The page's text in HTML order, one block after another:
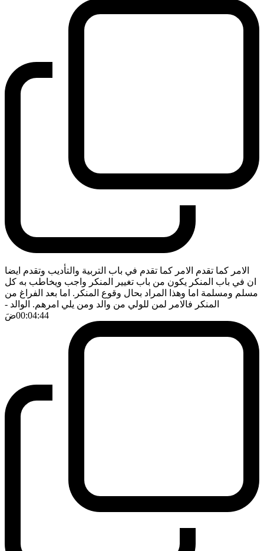
الامر كما تقدم الامر كما تقدم في باب التربية والتأديب وتقدم ايضا
ان في باب المنكر يكون من باب تغيير المنكر واجب ويخاطب به كل
مسلم ومسلمة اما وهذا المراد بحال وقوع المنكر. اما بعد الفراغ من
المنكر فالامر لمن للولي من والد ومن يلي امرهم. الوالد -
00:04:44ضَ